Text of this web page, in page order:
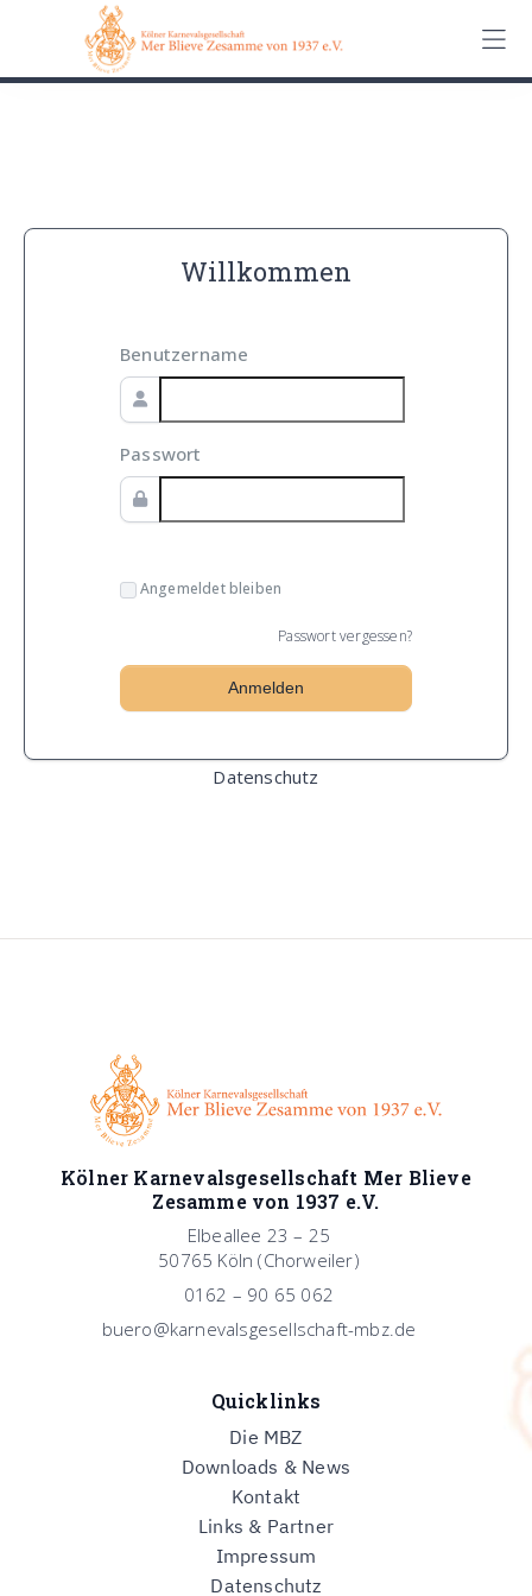
0162 90 650 62
Willkommen
Benutzername
Passwort
Angemeldet bleiben
Passwort vergessen?
Datenschutz
Kölner Karnevalsgesellschaft Mer Blieve
Zesamme von 1937 e.V.
Elbeallee 23 – 25
50765 Köln (Chorweiler)
0162 – 90 65 062
buero@karnevalsgesellschaft-mbz.de
Quicklinks
Die MBZ
Downloads & News
Kontakt
Links & Partner
Impressum
Datenschutz